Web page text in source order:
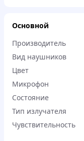
Основной
Производитель
Вид наушников
Цвет
Микрофон
Состояние
Тип излучателя
Чувствительность